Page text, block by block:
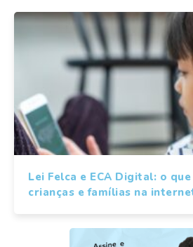
Lei Felca e ECA Digital: o
crianças e famílias na